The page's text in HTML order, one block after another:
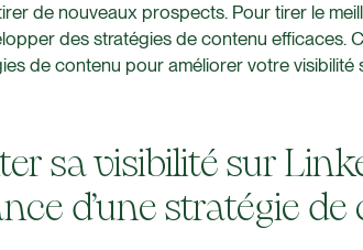
de nouveaux prospects. Pour tirer le
des stratégies de contenu efficaces.
de contenu pour améliorer votre visibilité
sa visibilité sur
d’une stratégie